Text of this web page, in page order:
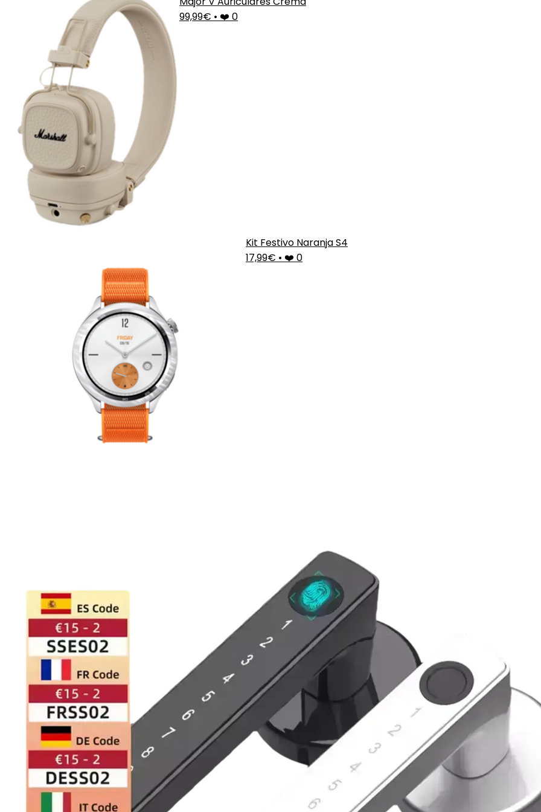
99,99€ • ❤️ 0
Kit Festivo Naranja S4
17,99€ • ❤️ 0